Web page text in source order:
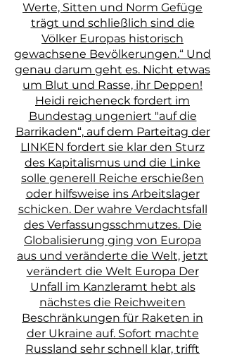
Werte, Sitten und Norm Gefüge
trägt und schließlich sind die
Völker Europas historisch
gewachsene Bevölkerungen.“ Und
genau darum geht es. Nicht etwas
um Blut und Rasse, ihr Deppen!
Heidi reicheneck fordert im
Bundestag ungeniert "auf die
Barrikaden“, auf dem Parteitag der
LINKEN fordert sie klar den Sturz
des Kapitalismus und die Linke
solle generell Reiche erschießen
oder hilfsweise ins Arbeitslager
schicken. Der wahre Verdachtsfall
des Verfassungsschmutzes. Die
Globalisierung ging von Europa
aus und veränderte die Welt, jetzt
verändert die Welt Europa Der
Unfall im Kanzleramt hebt als
nächstes die Reichweiten
Beschränkungen für Raketen in
der Ukraine auf. Sofort machte
Russland sehr schnell klar, trifft